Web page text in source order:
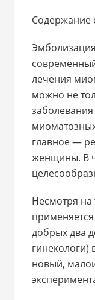
Содержание
лечения
можно не
главное —
женщины. В
Несмотря
добрых два
гинекологи)
новый,